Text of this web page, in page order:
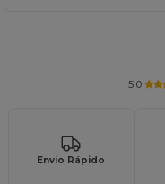
5.0
Envio Rápido